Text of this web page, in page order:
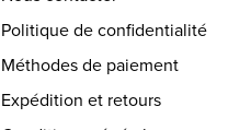
Politique de confidentialité
Méthodes de paiement
Expédition et retours